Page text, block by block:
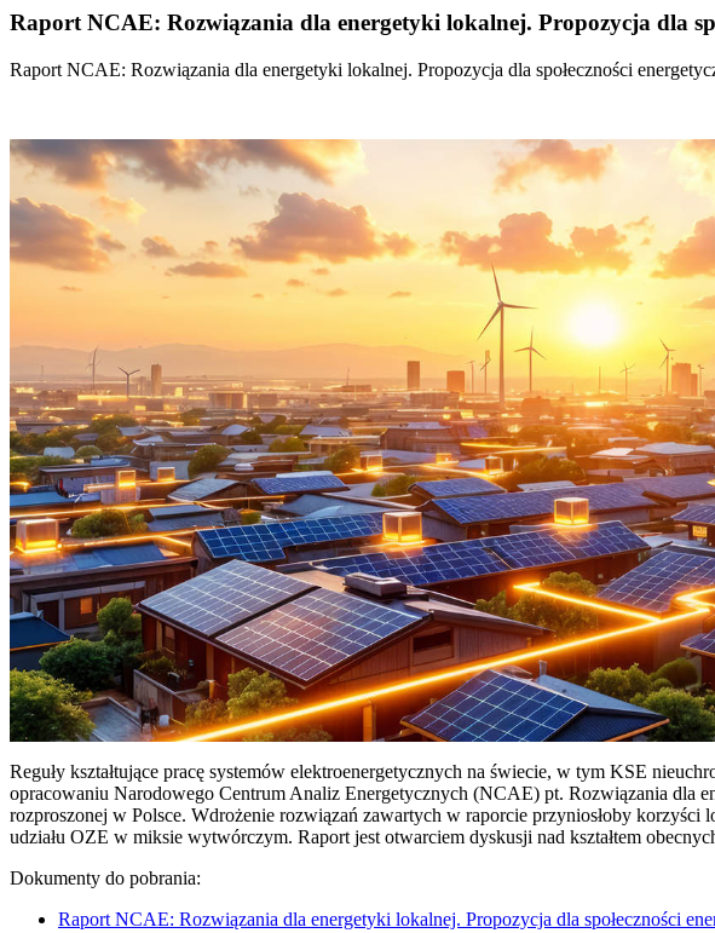
Raport NCAE: Rozwiązania dla energetyki lokalnej. Propozycja dla
Raport NCAE: Rozwiązania dla energetyki lokalnej. Propozycja dla społeczności
Reguły kształtujące pracę systemów elektroenergetycznych na świecie, w tym KSE
opracowaniu Narodowego Centrum Analiz Energetycznych (NCAE) pt. Rozwiązania dla
rozproszonej w Polsce. Wdrożenie rozwiązań zawartych w raporcie przyniosłoby
udziału OZE w miksie wytwórczym. Raport jest otwarciem dyskusji nad kształtem
Dokumenty do pobrania:
Raport NCAE: Rozwiązania dla energetyki lokalnej. Propozycja dla społeczności